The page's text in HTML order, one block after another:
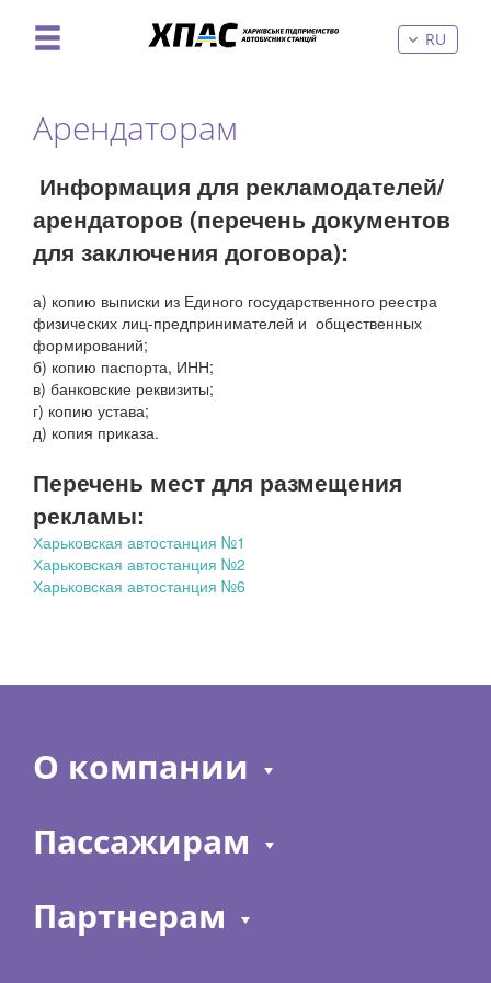
RU
Арендаторам
Информация для рекламодателей/
арендаторов (перечень документов
для заключения договора):
а) копию выписки из Единого государственного реестра
физических лиц-предпринимателей и общественных
формирований;
б) копию паспорта, ИНН;
в) банковские реквизиты;
г) копию устава;
д) копия приказа.
Перечень мест для размещения
рекламы:
Харьковская автостанция №1
Харьковская автостанция №2
Харьковская автостанция №6
О компании
Пассажирам
Партнерам